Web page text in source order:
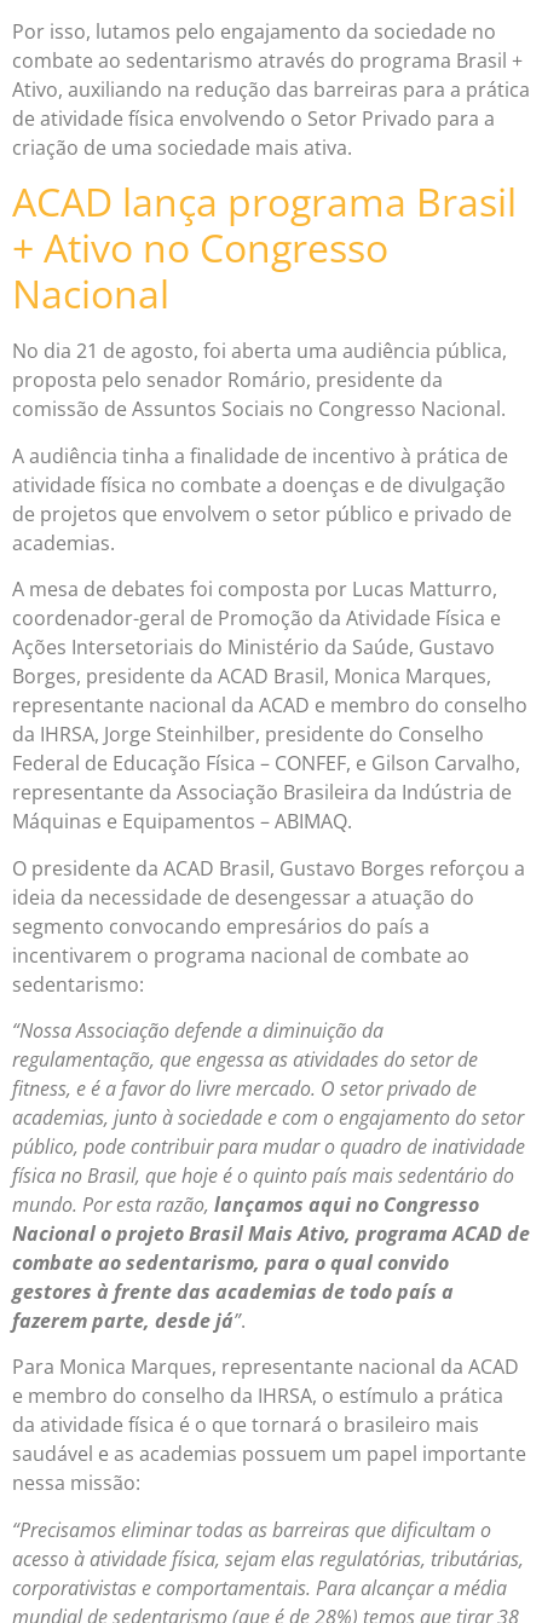
Por isso, lutamos pelo engajamento da sociedade no
combate ao sedentarismo através do programa Brasil +
Ativo, auxiliando na redução das barreiras para a prática
de atividade física envolvendo o Setor Privado para a
criação de uma sociedade mais ativa.
ACAD lança programa Brasil
+ Ativo no Congresso
Nacional
No dia 21 de agosto, foi aberta uma audiência pública,
proposta pelo senador Romário, presidente da
comissão de Assuntos Sociais no Congresso Nacional.
A audiência tinha a finalidade de incentivo à prática de
atividade física no combate a doenças e de divulgação
de projetos que envolvem o setor público e privado de
academias.
A mesa de debates foi composta por Lucas Matturro,
coordenador-geral de Promoção da Atividade Física e
Ações Intersetoriais do Ministério da Saúde, Gustavo
Borges, presidente da ACAD Brasil, Monica Marques,
representante nacional da ACAD e membro do conselho
da IHRSA, Jorge Steinhilber, presidente do Conselho
Federal de Educação Física – CONFEF, e Gilson Carvalho,
representante da Associação Brasileira da Indústria de
Máquinas e Equipamentos – ABIMAQ.
O presidente da ACAD Brasil, Gustavo Borges reforçou a
ideia da necessidade de desengessar a atuação do
segmento convocando empresários do país a
incentivarem o programa nacional de combate ao
sedentarismo:
“Nossa Associação defende a diminuição da
regulamentação, que engessa as atividades do setor de
fitness, e é a favor do livre mercado. O setor privado de
academias, junto à sociedade e com o engajamento do setor
público, pode contribuir para mudar o quadro de inatividade
física no Brasil, que hoje é o quinto país mais sedentário do
mundo. Por esta razão, lançamos aqui no Congresso
Nacional o projeto Brasil Mais Ativo, programa ACAD de
combate ao sedentarismo, para o qual convido
gestores à frente das academias de todo país a
fazerem parte, desde já”.
Para Monica Marques, representante nacional da ACAD
e membro do conselho da IHRSA, o estímulo a prática
da atividade física é o que tornará o brasileiro mais
saudável e as academias possuem um papel importante
nessa missão:
“Precisamos eliminar todas as barreiras que dificultam o
acesso à atividade física, sejam elas regulatórias, tributárias,
corporativistas e comportamentais. Para alcançar a média
mundial de sedentarismo (que é de 28%) temos que tirar 38